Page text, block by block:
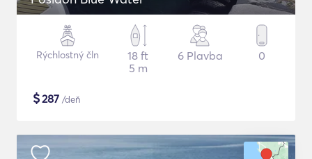
Rýchlostný čln
18 ft
5 m
6 Plavba 0
$287 /deň